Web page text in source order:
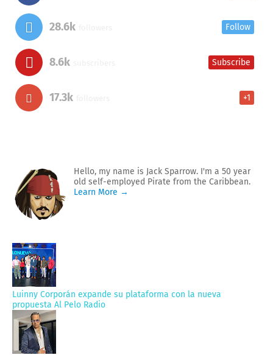
28.6k Follow
8.6k Subscribe
17.3k +1
Hello, my name is Jack Sparrow. I'm a 50 year
old self-employed Pirate from the Caribbean.
Learn More →
Luinny Corporán expande su plataforma con la nueva
propuesta Al Pelo Radio